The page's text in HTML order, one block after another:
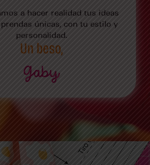
a hacer realidad tus ideas
únicas, con tu estilo y
personalidad.
Un beso,
Gaby